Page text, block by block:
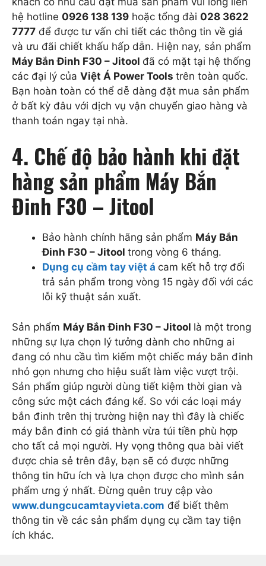
hệ hotline 0926 138 139 hoặc tổng đài 028 3622
7777 để được tư vấn chi tiết các thông tin về giá
và ưu đãi chiết khấu hấp dẫn. Hiện nay, sản phẩm
Máy Bắn Đinh F30 – Jitool đã có mặt tại hệ thống
các đại lý của Việt Á Power Tools trên toàn quốc.
Bạn hoàn toàn có thể dễ dàng đặt mua sản phẩm
ở bất kỳ đâu với dịch vụ vận chuyển giao hàng và
thanh toán ngay tại nhà.
4. Chế độ bảo hành khi đặt
hàng sản phẩm Máy Bắn
Đinh F30 – Jitool
Bảo hành chính hãng sản phẩm Máy Bắn
Đinh F30 – Jitool trong vòng 6 tháng.
Dụng cụ cầm tay việt á cam kết hỗ trợ đổi
trả sản phẩm trong vòng 15 ngày đối với các
lỗi kỹ thuật sản xuất.
Sản phẩm Máy Bắn Đinh F30 – Jitool là một trong
những sự lựa chọn lý tưởng dành cho những ai
đang có nhu cầu tìm kiếm một chiếc máy bắn đinh
nhỏ gọn nhưng cho hiệu suất làm việc vượt trội.
Sản phẩm giúp người dùng tiết kiệm thời gian và
công sức một cách đáng kể. So với các loại máy
bắn đinh trên thị trường hiện nay thì đây là chiếc
máy bắn đinh có giá thành vừa túi tiền phù hợp
cho tất cả mọi người. Hy vọng thông qua bài viết
được chia sẻ trên đây, bạn sẽ có được những
thông tin hữu ích và lựa chọn được cho mình sản
phẩm ưng ý nhất. Đừng quên truy cập vào
www.dungcucamtayvieta.com để biết thêm
thông tin về các sản phẩm dụng cụ cầm tay tiện
ích khác.